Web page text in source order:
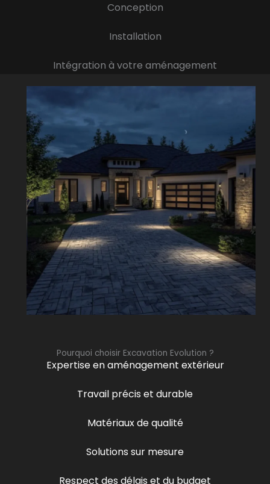
Conception
Installation
Intégration à votre aménagement
Pourquoi choisir Excavation Evolution ?
Expertise en aménagement extérieur
Travail précis et durable
Matériaux de qualité
Solutions sur mesure
Respect des délais et du budget